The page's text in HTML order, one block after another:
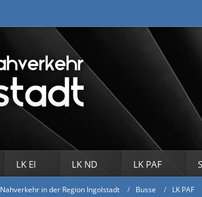
LK EI LK ND LK PAF
Nahverkehr in der Region Ingolstadt Busse LK PAF